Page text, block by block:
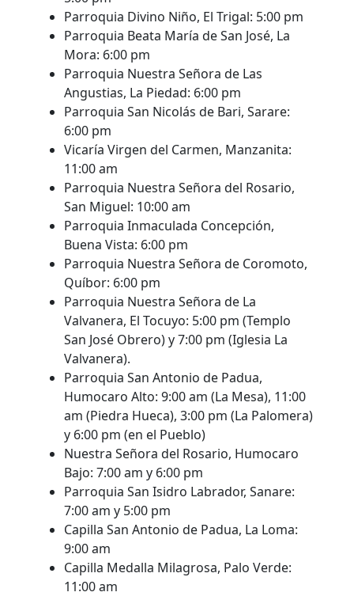
Parroquia Divino Niño, El Trigal: 5:00 pm
Parroquia Beata María de San José, La
Mora: 6:00 pm
Parroquia Nuestra Señora de Las
Angustias, La Piedad: 6:00 pm
Parroquia San Nicolás de Bari, Sarare:
6:00 pm
Vicaría Virgen del Carmen, Manzanita:
11:00 am
Parroquia Nuestra Señora del Rosario,
San Miguel: 10:00 am
Parroquia Inmaculada Concepción,
Buena Vista: 6:00 pm
Parroquia Nuestra Señora de Coromoto,
Quíbor: 6:00 pm
Parroquia Nuestra Señora de La
Valvanera, El Tocuyo: 5:00 pm (Templo
San José Obrero) y 7:00 pm (Iglesia La
Valvanera).
Parroquia San Antonio de Padua,
Humocaro Alto: 9:00 am (La Mesa), 11:00
am (Piedra Hueca), 3:00 pm (La Palomera)
y 6:00 pm (en el Pueblo)
Nuestra Señora del Rosario, Humocaro
Bajo: 7:00 am y 6:00 pm
Parroquia San Isidro Labrador, Sanare:
7:00 am y 5:00 pm
Capilla San Antonio de Padua, La Loma:
9:00 am
Capilla Medalla Milagrosa, Palo Verde:
11:00 am